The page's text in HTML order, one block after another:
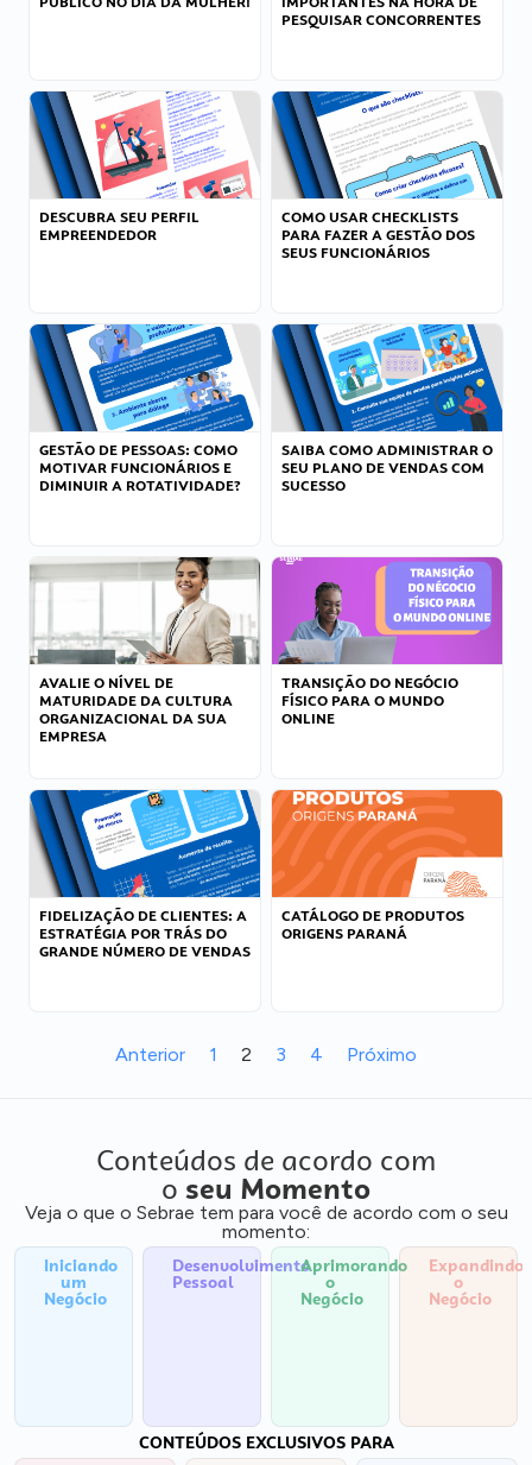
PESQUISAR CONCORRENTES
DESCUBRA SEU PERFIL
EMPREENDEDOR
COMO USAR CHECKLISTS
PARA FAZER A GESTÃO DOS
SEUS FUNCIONÁRIOS
GESTÃO DE PESSOAS: COMO
MOTIVAR FUNCIONÁRIOS E
DIMINUIR A ROTATIVIDADE?
SAIBA COMO ADMINISTRAR O
SEU PLANO DE VENDAS COM
SUCESSO
AVALIE O NÍVEL DE
MATURIDADE DA CULTURA
ORGANIZACIONAL DA SUA
EMPRESA
TRANSIÇÃO DO NEGÓCIO
FÍSICO PARA O MUNDO
ONLINE
FIDELIZAÇÃO DE CLIENTES: A
ESTRATÉGIA POR TRÁS DO
GRANDE NÚMERO DE VENDAS
CATÁLOGO DE PRODUTOS
ORIGENS PARANÁ
Anterior 1 2 3 4 Próximo
Conteúdos de acordo com
o seu Momento
Veja o que o Sebrae tem para você de acordo com o seu
momento:
Iniciando
um
Negócio
Desenvolvimento
Pessoal
Aprimorando
o
Negócio
Expandindo
o
Negócio
CONTEÚDOS EXCLUSIVOS PARA